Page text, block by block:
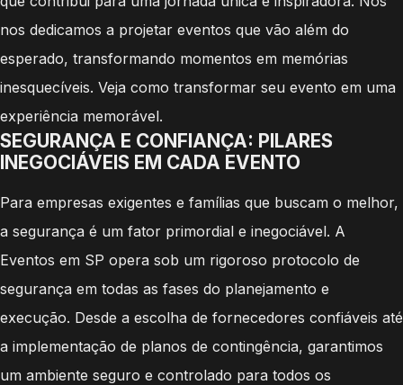
nos dedicamos a projetar eventos que vão além do
esperado, transformando momentos em memórias
inesquecíveis. Veja como transformar seu evento em uma
experiência memorável.
SEGURANÇA E CONFIANÇA: PILARES
INEGOCIÁVEIS EM CADA EVENTO
Para empresas exigentes e famílias que buscam o melhor,
a segurança é um fator primordial e inegociável. A
Eventos em SP opera sob um rigoroso protocolo de
segurança em todas as fases do planejamento e
execução. Desde a escolha de fornecedores confiáveis até
a implementação de planos de contingência, garantimos
um ambiente seguro e controlado para todos os